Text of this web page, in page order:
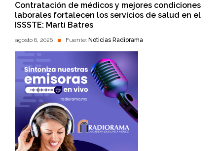
Contratación de médicos y mejores condiciones
laborales fortalecen los servicios de salud en el
ISSSTE: Martí Batres
agosto 6, 2026 Fuente: Noticias Radiorama